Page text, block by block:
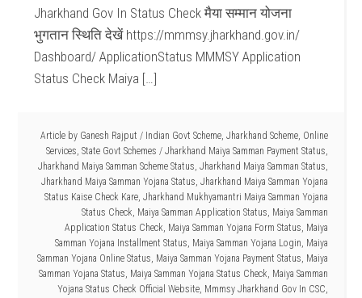
Jharkhand Gov In Status Check मैया सम्मान योजना
भुगतान स्थिति देखें https://mmmsy.jharkhand.gov.in/
Dashboard/ ApplicationStatus MMMSY Application
Status Check Maiya […]
Article by Ganesh Rajput / Indian Govt Scheme, Jharkhand Scheme, Online
Services, State Govt Schemes / Jharkhand Maiya Samman Payment Status,
Jharkhand Maiya Samman Scheme Status, Jharkhand Maiya Samman Status,
Jharkhand Maiya Samman Yojana Status, Jharkhand Maiya Samman Yojana
Status Kaise Check Kare, Jharkhand Mukhyamantri Maiya Samman Yojana
Status Check, Maiya Samman Application Status, Maiya Samman
Application Status Check, Maiya Samman Yojana Form Status, Maiya
Samman Yojana Installment Status, Maiya Samman Yojana Login, Maiya
Samman Yojana Online Status, Maiya Samman Yojana Payment Status, Maiya
Samman Yojana Status, Maiya Samman Yojana Status Check, Maiya Samman
Yojana Status Check Official Website, Mmmsy Jharkhand Gov In CSC,